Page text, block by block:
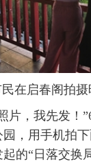
民在启春阁拍摄
，我先发！
，用手机拍
的“日落交换